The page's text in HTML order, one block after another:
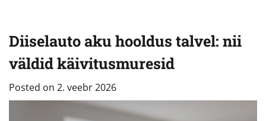
Diiselauto aku hooldus talvel: nii
väldid käivitusmuresid
Posted on 2. veebr 2026